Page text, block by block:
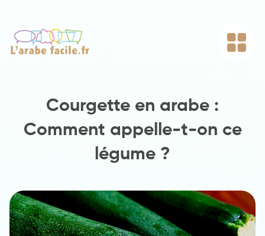
Courgette en arabe :
Comment appelle-t-on ce
légume ?